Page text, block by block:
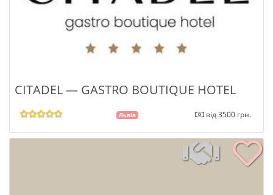
CITADEL — GASTRO BOUTIQUE HOTEL
Львів від 3500 грн.